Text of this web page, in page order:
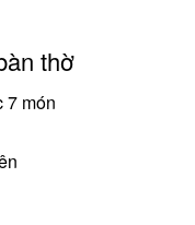
thờ
7 món